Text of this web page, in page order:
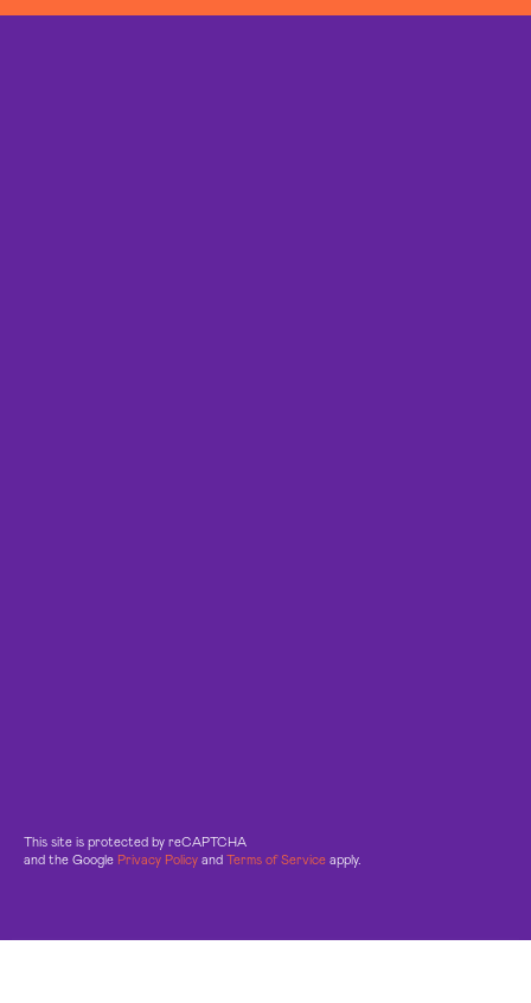
This site is protected by reCAPTCHA
and the Google Privacy Policy and Terms of Service apply.